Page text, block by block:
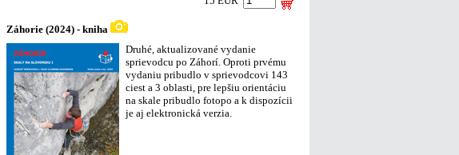
Záhorie (2024) - kniha
Druhé, aktualizované vydanie
sprievodcu po Záhorí. Oproti prvému
vydaniu pribudlo v sprievodcovi 143
ciest a 3 oblasti, pre lepšiu orientáciu
na skale pribudlo fotopo a k dispozícii
je aj elektronická verzia.